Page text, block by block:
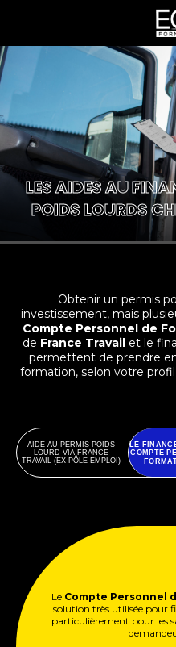
LES AIDES AU
POIDS LOURDS
Obtenir un permis
investissement, mais
Compte Personnel de
de France Travailet le
permettent de prendre
formation, selon votre
LE
COMPTE
AIDE AU PERMIS POIDS
LOURD VIA FRANCE
TRAVAIL (EX-PÔLE EMPLOI)
Le Compte Personnel
solution très utilisée pour
particulièrement pour les